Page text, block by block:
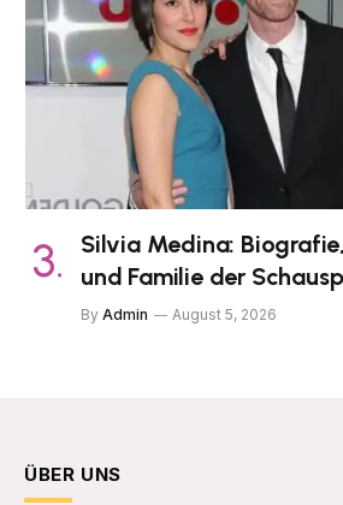
Silvia Medina:
und Familie der
By Admin August 5, 2026
ÜBER UNS